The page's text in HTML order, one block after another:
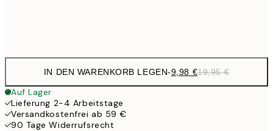
IN DEN WARENKORB LEGEN-9,98 €19,95 €
Auf Lager
Lieferung 2-4 Arbeitstage
Versandkostenfrei ab 59 €
90 Tage Widerrufsrecht